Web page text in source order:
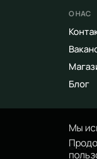
Мы
О НАС
Блог
©